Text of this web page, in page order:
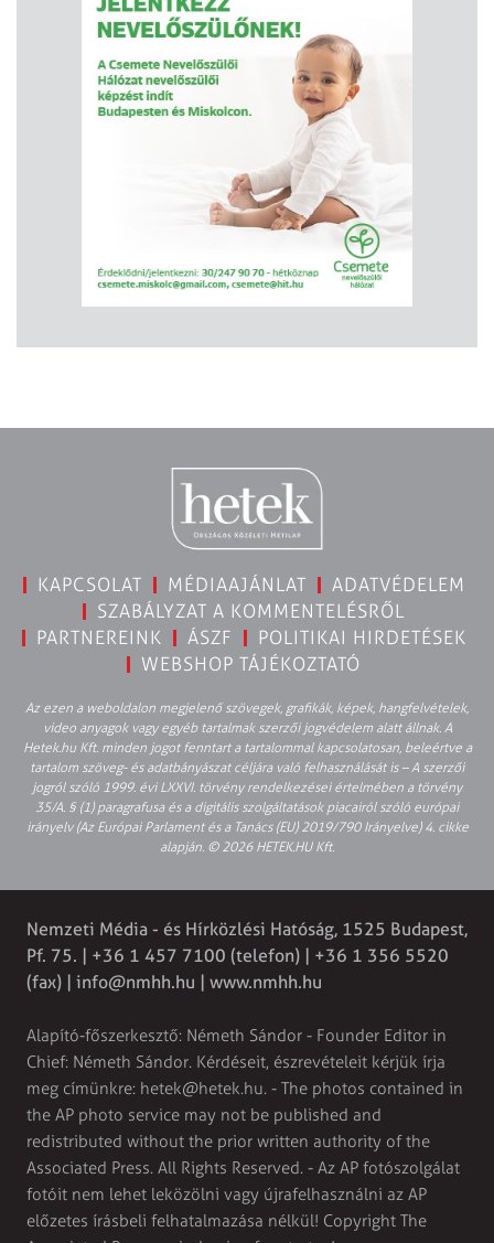
KAPCSOLAT MÉDIAAJÁNLAT
ADATVÉDELEM
SZABÁLYZAT A KOMMENTELÉSRŐL
PARTNEREINK
ÁSZF
POLITIKAI HIRDETÉSEK
WEBSHOP TÁJÉKOZTATÓ
Az ezen a weboldalon megjelenő szövegek, grafikák, képek, hangfelvételek,
video anyagok vagy egyéb tartalmak szerzői jogvédelem alatt állnak. A
Hetek.hu Kft. minden jogot fenntart a tartalommal kapcsolatosan, beleértve a
tartalom szöveg- és adatbányászat céljára való felhasználását is – A szerzői
jogról szóló 1999. évi LXXVI. törvény rendelkezései értelmében a törvény
35/A. § (1) paragrafusa és a digitális szolgáltatások piacairól szóló európai
irányelv (Az Európai Parlament és a Tanács (EU) 2019/790 Irányelve) 4. cikke
alapján. © 2026 HETEK.HU Kft.
Nemzeti Média - és Hírközlési Hatóság, 1525 Budapest,
Pf. 75. | +36 1 457 7100 (telefon) | +36 1 356 5520
(fax) | info@nmhh.hu | www.nmhh.hu
Alapító-főszerkesztő: Németh Sándor - Founder Editor in
Chief: Németh Sándor. Kérdéseit, észrevételeit kérjük írja
meg címünkre: hetek@hetek.hu. - The photos contained in
the AP photo service may not be published and
redistributed without the prior written authority of the
Associated Press. All Rights Reserved. - Az AP fotószolgálat
fotóit nem lehet leközölni vagy újrafelhasználni az AP
előzetes írásbeli felhatalmazása nélkül! Copyright The